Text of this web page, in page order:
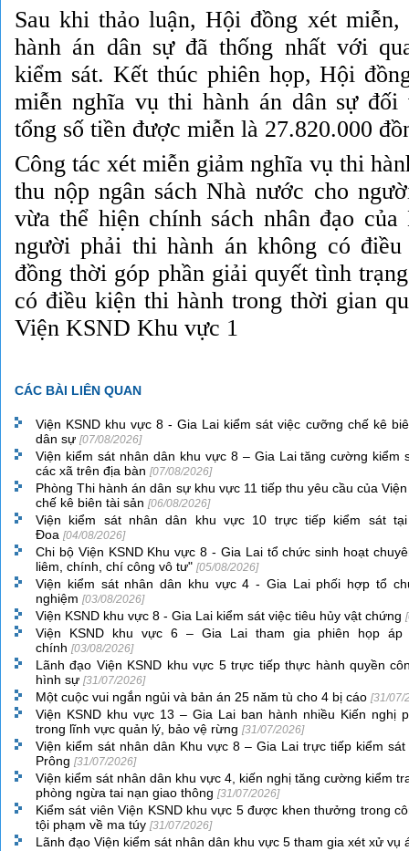
Sau khi thảo luận, Hội đồng xét
hành án dân sự đã thống nhất với
kiểm sát. Kết thúc phiên họp, Hội
miễn nghĩa vụ thi hành án dân sự
tổng số tiền được miễn là 27.820.000
Công tác xét miễn giảm nghĩa vụ thi
thu nộp ngân sách Nhà nước cho
vừa thể hiện chính sách nhân đạo
người phải thi hành án không có
đồng thời góp phần giải quyết tình
có điều kiện thi hành trong thời gian
Viện KSND Khu vực 1
CÁC BÀI LIÊN QUAN
Viện KSND khu vực 8 - Gia Lai kiểm sát việc cưỡng chế kê
dân sự [07/08/2026]
Viện kiểm sát nhân dân khu vực 8 – Gia Lai tăng cường kiểm
các xã trên địa bàn [07/08/2026]
Phòng Thi hành án dân sự khu vực 11 tiếp thu yêu cầu của
chế kê biên tài sản [06/08/2026]
Viện kiểm sát nhân dân khu vực 10 trực tiếp kiểm sát
Đoa [04/08/2026]
Chi bộ Viện KSND Khu vực 8 - Gia Lai tổ chức sinh hoạt
liêm, chính, chí công vô tư" [05/08/2026]
Viện kiểm sát nhân dân khu vực 4 - Gia Lai phối hợp tổ
nghiệm [03/08/2026]
Viện KSND khu vực 8 - Gia Lai kiểm sát việc tiêu hủy vật chứng
Viện KSND khu vực 6 – Gia Lai tham gia phiên họp
chính [03/08/2026]
Lãnh đạo Viện KSND khu vực 5 trực tiếp thực hành quyền
hình sự [31/07/2026]
Một cuộc vui ngắn ngủi và bản án 25 năm tù cho 4 bị cáo [31/07/
Viện KSND khu vực 13 – Gia Lai ban hành nhiều Kiến nghị
trong lĩnh vực quản lý, bảo vệ rừng [31/07/2026]
Viện kiểm sát nhân dân Khu vực 8 – Gia Lai trực tiếp kiểm
Prông [31/07/2026]
Viện kiểm sát nhân dân khu vực 4, kiến nghị tăng cường kiểm
phòng ngừa tai nạn giao thông [31/07/2026]
Kiểm sát viên Viện KSND khu vực 5 được khen thưởng trong
tội phạm về ma túy [31/07/2026]
Lãnh đạo Viện kiểm sát nhân dân khu vực 5 tham gia xét xử